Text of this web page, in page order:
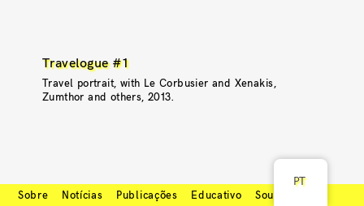
Travelogue #1
Travel portrait, with Le Corbusier and Xenakis,
Zumthor and others, 2013.
PT
Sobre Notícias Publicações Educativo Soundcloud